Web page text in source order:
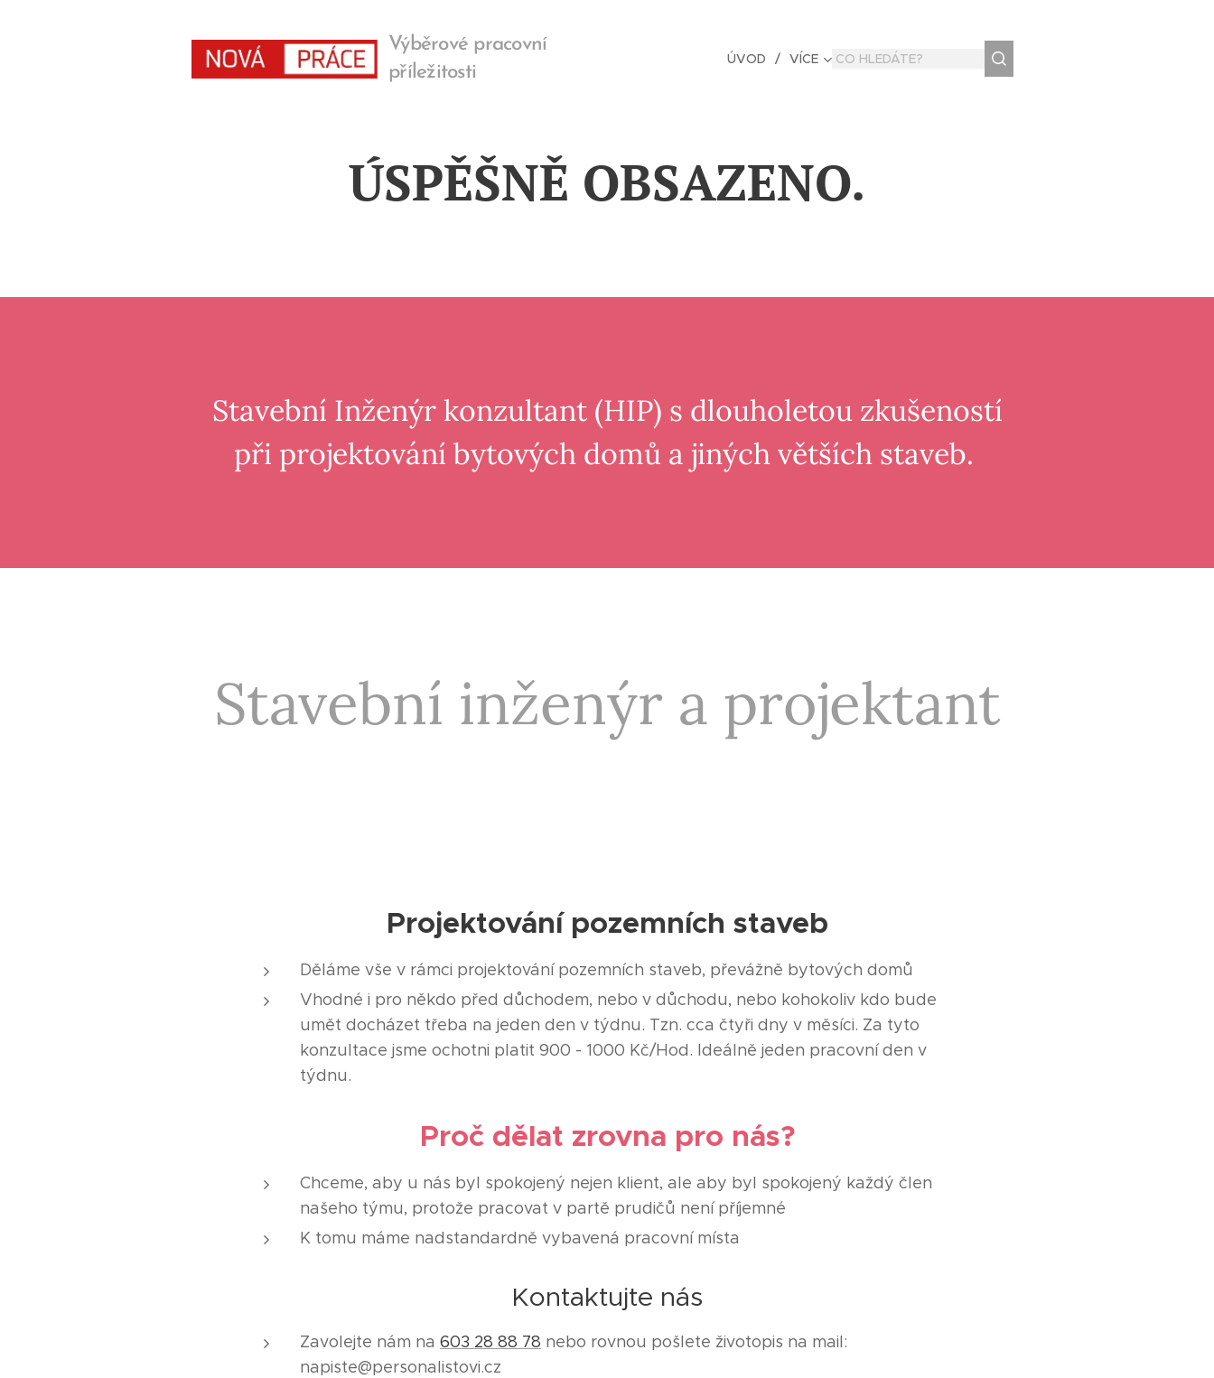
Výběrové pracovní
příležitosti
ÚVOD VÍCE
ÚSPĚŠNĚ OBSAZENO.
Stavební Inženýr konzultant (HIP) s dlouholetou zkušeností
při projektování bytových domů a jiných větších staveb.
Stavební inženýr a projektant
Projektování pozemních staveb
Děláme vše v rámci projektování pozemních staveb, převážně bytových domů
Vhodné i pro někdo před důchodem, nebo v důchodu, nebo kohokoliv kdo bude
umět docházet třeba na jeden den v týdnu. Tzn. cca čtyři dny v měsíci. Za tyto
konzultace jsme ochotni platit 900 - 1000 Kč/Hod. Ideálně jeden pracovní den v
týdnu.
Proč dělat zrovna pro nás?
Chceme, aby u nás byl spokojený nejen klient, ale aby byl spokojený každý člen
našeho týmu, protože pracovat v partě prudičů není příjemné
K tomu máme nadstandardně vybavená pracovní místa
Kontaktujte nás
Zavolejte nám na 603 28 88 78 nebo rovnou pošlete životopis na mail:
napiste@personalistovi.cz